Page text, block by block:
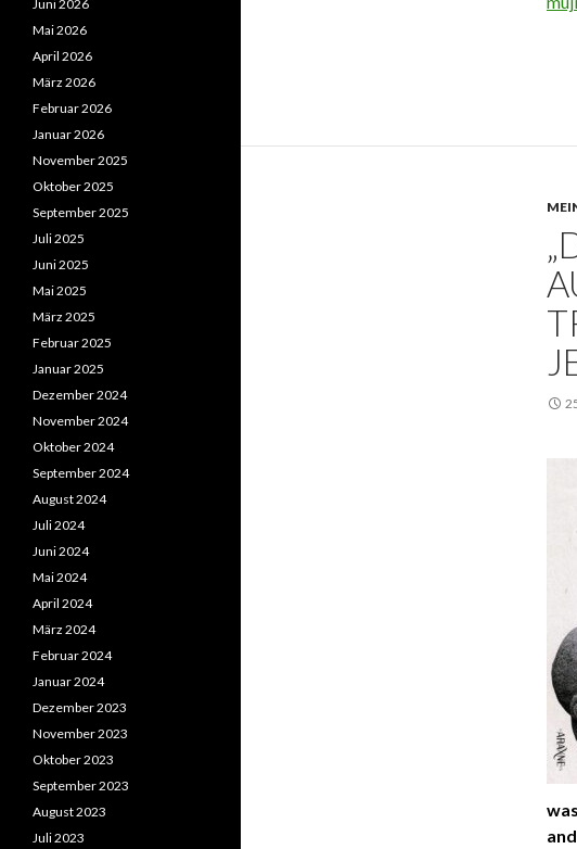
was
Juni 2026
Mai 2026
April 2026
März 2026
Februar 2026
Januar 2026
November 2025
Oktober 2025
September 2025
Juli 2025
Juni 2025
Mai 2025
März 2025
Februar 2025
Januar 2025
Dezember 2024
November 2024
Oktober 2024
September 2024
August 2024
Juli 2024
Juni 2024
Mai 2024
April 2024
März 2024
Februar 2024
Januar 2024
Dezember 2023
November 2023
Oktober 2023
September 2023
August 2023
Juli 2023